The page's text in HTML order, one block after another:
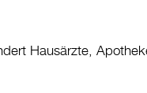
Hausärzte,